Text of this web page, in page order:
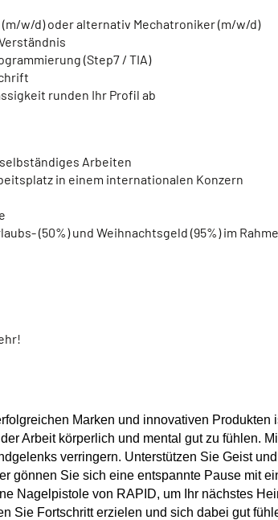
w/d) oder alternativ Mechatroniker (m/w/d)
(Step7 / TIA)
runden Ihr Profil ab
Arbeiten
in einem internationalen Konzern
(50%) und Weihnachtsgeld (95%) im
Marken und innovativen Produkten
Arbeit körperlich und mental gut zu fühlen.
verringern. Unterstützen Sie Geist
gönnen Sie sich eine entspannte Pause mit
Nagelpistole von RAPID, um Ihr nächstes
Sie Fortschritt erzielen und sich dabei gut